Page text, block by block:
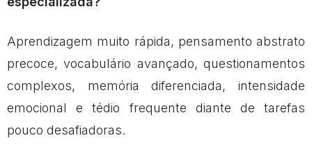
Aprendizagem muito rápida, pensamento abstrato
precoce, vocabulário avançado, questionamentos
complexos, memória diferenciada, intensidade
emocional e tédio frequente diante de tarefas
pouco desafiadoras.